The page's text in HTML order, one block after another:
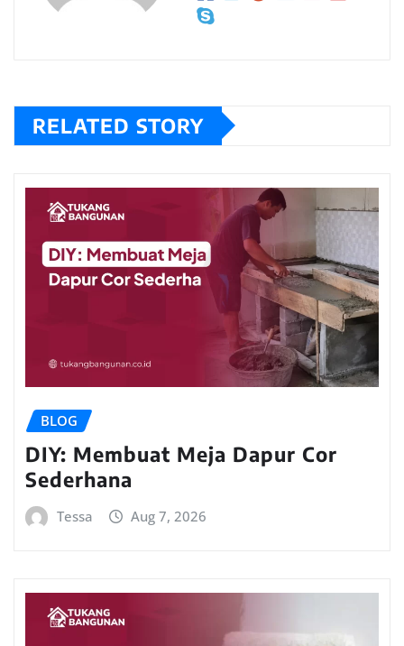
RELATED STORY
BLOG
DIY: Membuat Meja Dapur Cor
Sederhana
Tessa Aug 7, 2026